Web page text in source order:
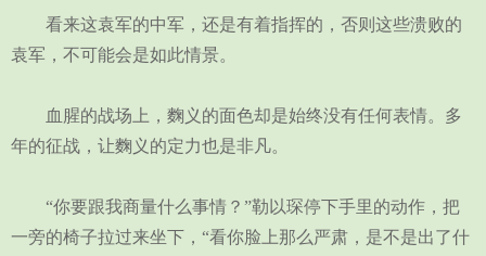
看来这袁军的中军，还是有着指挥的，否则这些溃败的
袁军，不可能会是如此情景。
血腥的战场上，麴义的面色却是始终没有任何表情。多
年的征战，让麴义的定力也是非凡。
“你要跟我商量什么事情？”勒以琛停下手里的动作，把
一旁的椅子拉过来坐下，“看你脸上那么严肃，是不是出了什